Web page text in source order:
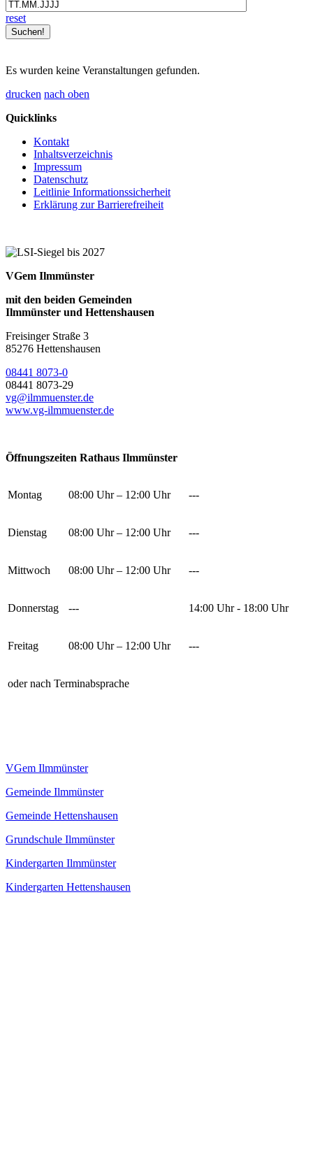
reset
Es wurden keine Veranstaltungen gefunden.
drucken nach oben
Quicklinks
Kontakt
Inhaltsverzeichnis
Impressum
Datenschutz
Leitlinie Informationssicherheit
Erklärung zur Barrierefreiheit
VGem Ilmmünster
mit den beiden Gemeinden
Ilmmünster und Hettenshausen
Freisinger Straße 3
85276 Hettenshausen
08441 8073-0
08441 8073-29
vg@ilmmuenster.de
www.vg-ilmmuenster.de
Öffnungszeiten Rathaus Ilmmünster
Montag 08:00 Uhr – 12:00 Uhr ---
Dienstag 08:00 Uhr – 12:00 Uhr ---
Mittwoch 08:00 Uhr – 12:00 Uhr ---
Donnerstag --- 14:00 Uhr - 18:00 Uhr
Freitag 08:00 Uhr – 12:00 Uhr ---
oder nach Terminabsprache
VGem Ilmmünster
Gemeinde Ilmmünster
Gemeinde Hettenshausen
Grundschule Ilmmünster
Kindergarten Ilmmünster
Kindergarten Hettenshausen